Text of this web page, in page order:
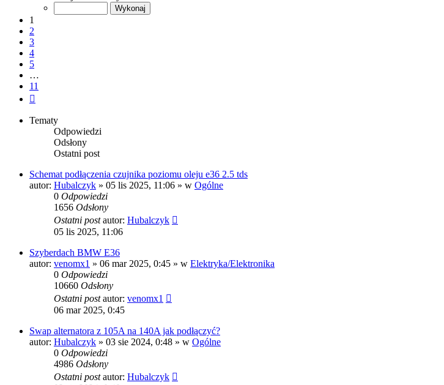
1
2
3
4
5
…
11
Tematy
Odpowiedzi
Odsłony
Ostatni post
Schemat podłączenia czujnika poziomu oleju e36 2.5 tds
autor: Hubalczyk » 05 lis 2025, 11:06 » w Ogólne
0 Odpowiedzi
1656 Odsłony
Ostatni postautor: Hubalczyk
05 lis 2025, 11:06
Szyberdach BMW E36
autor: venomx1 » 06 mar 2025, 0:45 » w Elektryka/Elektronika
0 Odpowiedzi
10660 Odsłony
Ostatni postautor: venomx1
06 mar 2025, 0:45
Swap alternatora z 105A na 140A jak podłączyć?
autor: Hubalczyk » 03 sie 2024, 0:48 » w Ogólne
0 Odpowiedzi
4986 Odsłony
Ostatni postautor: Hubalczyk